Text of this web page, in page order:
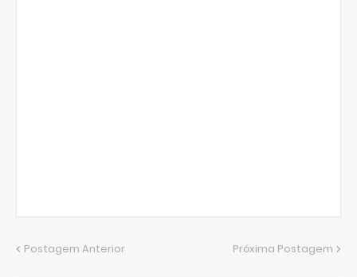
Postagem Anterior Próxima Postagem